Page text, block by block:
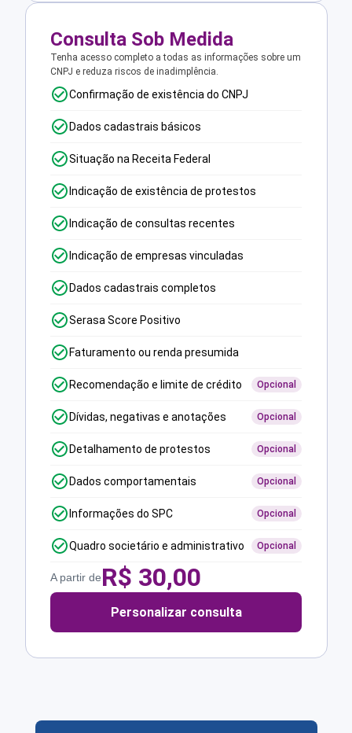
Consulta Sob Medida
Tenha acesso completo a todas as informações sobre um
CNPJ e reduza riscos de inadimplência.
Confirmação de existência do CNPJ
Dados cadastrais básicos
Situação na Receita Federal
Indicação de existência de protestos
Indicação de consultas recentes
Indicação de empresas vinculadas
Dados cadastrais completos
Serasa Score Positivo
Faturamento ou renda presumida
Recomendação e limite de crédito Opcional
Dívidas, negativas e anotações Opcional
Detalhamento de protestos Opcional
Dados comportamentais Opcional
Informações do SPC Opcional
Quadro societário e administrativo Opcional
A partir deR$ 30,00
Personalizar consulta